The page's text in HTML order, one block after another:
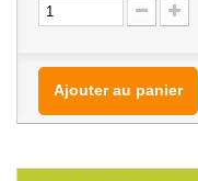
Ajouter au panier